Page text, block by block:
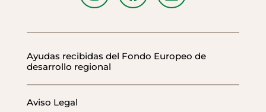
Ayudas recibidas del Fondo Europeo de
desarrollo regional
Aviso Legal